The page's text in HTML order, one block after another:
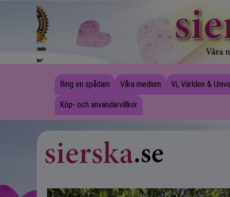
Ring en spådam Våra medium Vi, Världen &
Köp- och användarvillkor